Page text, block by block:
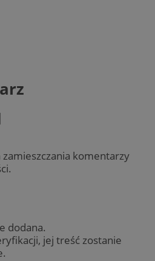
komentarzy
dodana.
jej treść zostanie